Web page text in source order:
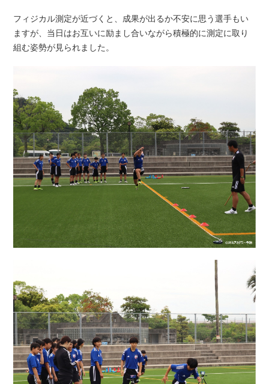
フィジカル測定が近づくと、成果が出るか不安に思う選手もい
ますが、当日はお互いに励まし合いながら積極的に測定に取り
組む姿勢が見られました。